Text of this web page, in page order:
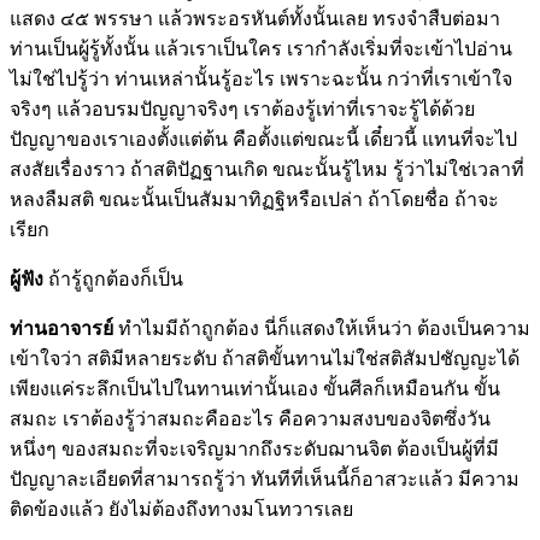
แสดง ๔๕ พรรษา แล้วพระอรหันต์ทั้งนั้นเลย ทรงจำสืบต่อมา
ท่านเป็นผู้รู้ทั้งนั้น แล้วเราเป็นใคร เรากำลังเริ่มที่จะเข้าไปอ่าน
ไม่ใช่ไปรู้ว่า ท่านเหล่านั้นรู้อะไร เพราะฉะนั้น กว่าที่เราเข้าใจ
จริงๆ แล้วอบรมปัญญาจริงๆ เราต้องรู้เท่าที่เราจะรู้ได้ด้วย
ปัญญาของเราเองตั้งแต่ต้น คือตั้งแต่ขณะนี้ เดี๋ยวนี้ แทนที่จะไป
สงสัยเรื่องราว ถ้าสติปัฏฐานเกิด ขณะนั้นรู้ไหม รู้ว่าไม่ใช่เวลาที่
หลงลืมสติ ขณะนั้นเป็นสัมมาทิฏฐิหรือเปล่า ถ้าโดยชื่อ ถ้าจะ
เรียก
ผู้ฟัง ถ้ารู้ถูกต้องก็เป็น
ท่านอาจารย์ ทำไมมีถ้าถูกต้อง นี่ก็แสดงให้เห็นว่า ต้องเป็นความ
เข้าใจว่า สติมีหลายระดับ ถ้าสติขั้นทานไม่ใช่สติสัมปชัญญะได้
เพียงแค่ระลึกเป็นไปในทานเท่านั้นเอง ขั้นศีลก็เหมือนกัน ขั้น
สมถะ เราต้องรู้ว่าสมถะคืออะไร คือความสงบของจิตซึ่งวัน
หนึ่งๆ ของสมถะที่จะเจริญมากถึงระดับฌานจิต ต้องเป็นผู้ที่มี
ปัญญาละเอียดที่สามารถรู้ว่า ทันทีที่เห็นนี้ก็อาสวะแล้ว มีความ
ติดข้องแล้ว ยังไม่ต้องถึงทางมโนทวารเลย